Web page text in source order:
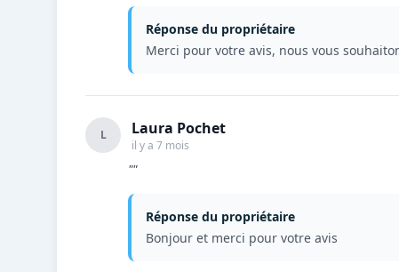
Réponse du propriétaire
Merci pour votre avis, nous vous
L Laura Pochet
il y a 7 mois
""
Réponse du propriétaire
Bonjour et merci pour votre avis